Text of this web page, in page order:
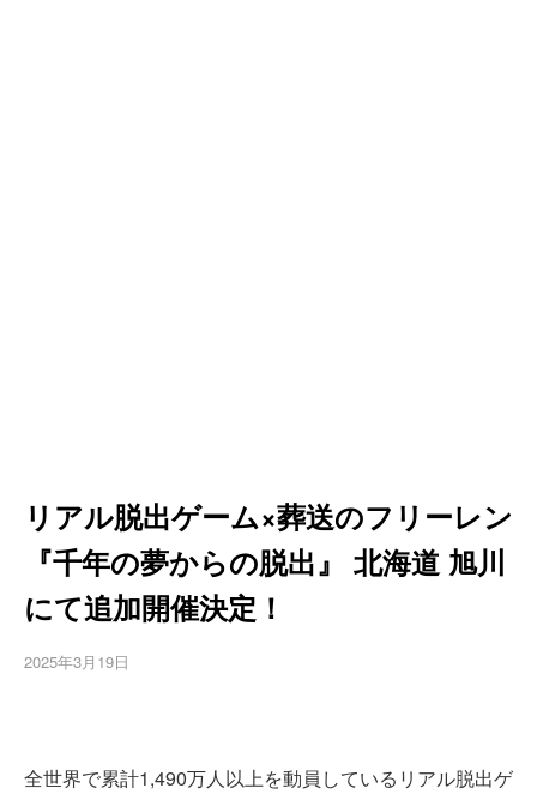
リアル脱出ゲーム×葬送のフリーレン
『千年の夢からの脱出』 北海道 旭川
にて追加開催決定！
2025年3月19日
全世界で累計1,490万人以上を動員しているリアル脱出ゲ